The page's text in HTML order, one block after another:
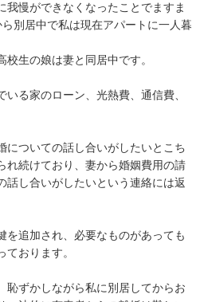
我慢ができなくなったことでますま
別居中で私は現在アパートに一人暮
生の娘は妻と同居中です。
る家のローン、光熱費、通信費、
についての話し合いがしたいとこち
れ続けており、妻から婚姻費用の請
話し合いがしたいという連絡には返
を追加され、必要なものがあっても
おります。
恥ずかしながら私に別居してからお